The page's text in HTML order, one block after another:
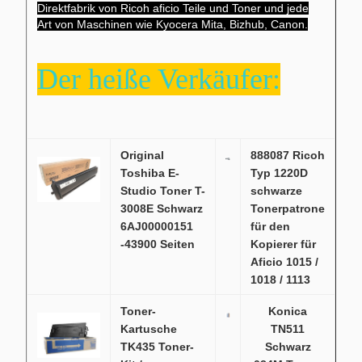
Direktfabrik von Ricoh aficio Teile und Toner und jede
Art von Maschinen wie Kyocera Mita, Bizhub, Canon.
Der heiße Verkäufer:
Original
Toshiba E-
Studio Toner T-
3008E Schwarz
6AJ00000151
-43900 Seiten
888087 Ricoh
Typ 1220D
schwarze
Tonerpatrone
für den
Kopierer für
Aficio 1015 /
1018 / 1113
Toner-
Kartusche
TK435 Toner-
Konica
TN511
Schwarz